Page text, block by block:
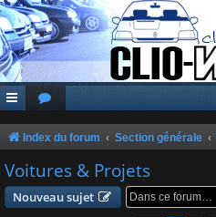
Index du forum Section générale
Voitures & Projets
Nouveau sujet